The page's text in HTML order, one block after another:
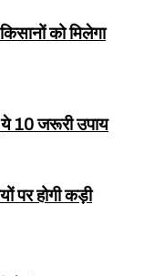
को मिलेगा
10 जरूरी उपाय
पर होगी कड़ी